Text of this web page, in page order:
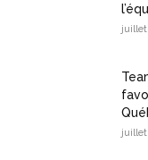
juillet
juillet